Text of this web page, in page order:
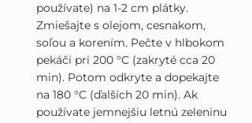
používate) na 1-2 cm plátky.
Zmiešajte s olejom, cesnakom,
soľou a korením. Pečte v hlbokom
pekáči pri 200 °C (zakryté cca 20
min). Potom odkryte a dopekajte
na 180 °C (ďalších 20 min). Ak
používate jemnejšiu letnú zeleninu